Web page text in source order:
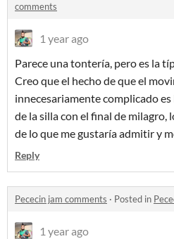
comments
1 year ago
Parece una tontería, pero es la
Creo que el hecho de que el
innecesariamente complicado es
de la silla con el final de milagro,
de lo que me gustaría admitir y
Reply
Pececin jam comments · Posted in
1 year ago